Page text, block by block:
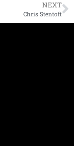
NEXT
Chris Stentoft